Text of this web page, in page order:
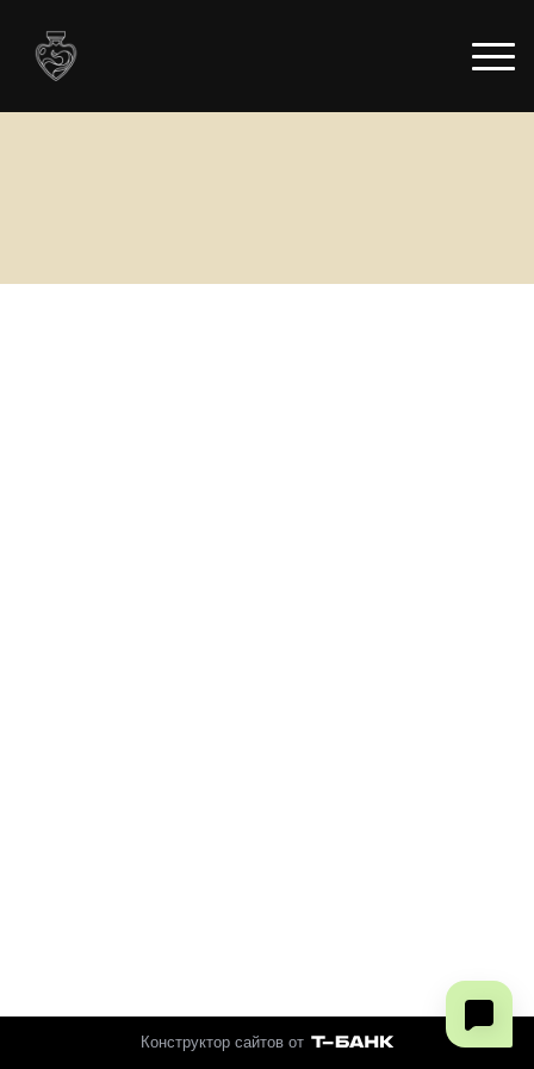
Конструктор сайтов от